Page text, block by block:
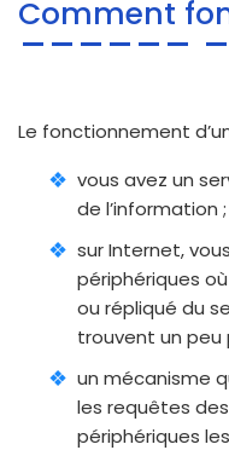
Comment
Le fonctionnement
vous avez un
de l’information ;
sur Internet,
périphériques
ou répliqué du
trouvent un peu
un mécanisme
les requêtes
périphériques